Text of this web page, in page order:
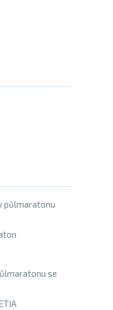
půlmaratonu
se